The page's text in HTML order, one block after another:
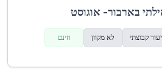
בארבור- אוגוסט
קבוצתי לא מקוון חינם